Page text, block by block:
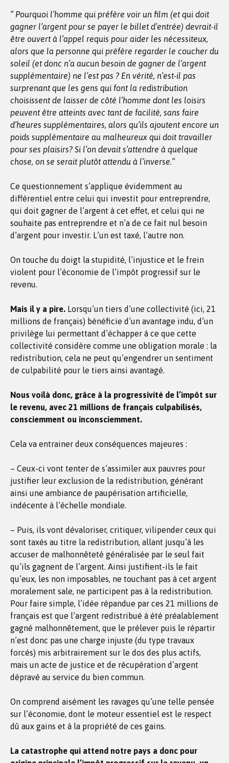
” Pourquoi l’homme qui préfère voir un film (et qui doit
gagner l’argent pour se payer le billet d’entrée) devrait-il
être ouvert à l’appel requis pour aider les nécessiteux,
alors que la personne qui préfère regarder le coucher du
soleil (et donc n’a aucun besoin de gagner de l’argent
supplémentaire) ne l’est pas ? En vérité, n’est-il pas
surprenant que les gens qui font la redistribution
choisissent de laisser de côté l’homme dont les loisirs
peuvent être atteints avec tant de facilité, sans faire
d’heures supplémentaires, alors qu’ils ajoutent encore un
poids supplémentaire au malheureux qui doit travailler
pour ses plaisirs? Si l’on devait s’attendre à quelque
chose, on se serait plutôt attendu à l’inverse.”
Ce questionnement s’applique évidemment au
différentiel entre celui qui investit pour entreprendre,
qui doit gagner de l’argent à cet effet, et celui qui ne
souhaite pas entreprendre et n’a de ce fait nul besoin
d’argent pour investir. L’un est taxé, l’autre non.
On touche du doigt la stupidité, l’injustice et le frein
violent pour l’économie de l’impôt progressif sur le
revenu.
Mais il y a pire. Lorsqu’un tiers d’une collectivité (ici, 21
millions de français) bénéficie d’un avantage indu, d’un
privilège lui permettant d’échapper à ce que cette
collectivité considère comme une obligation morale : la
redistribution, cela ne peut qu’engendrer un sentiment
de culpabilité pour le tiers ainsi avantagé.
Nous voilà donc, grâce à la progressivité de l’impôt sur
le revenu, avec 21 millions de français culpabilisés,
consciemment ou inconsciemment.
Cela va entrainer deux conséquences majeures :
– Ceux-ci vont tenter de s’assimiler aux pauvres pour
justifier leur exclusion de la redistribution, générant
ainsi une ambiance de paupérisation artificielle,
indécente à l’échelle mondiale.
– Puis, ils vont dévaloriser, critiquer, vilipender ceux qui
sont taxés au titre la redistribution, allant jusqu’à les
accuser de malhonnêteté généralisée par le seul fait
qu’ils gagnent de l’argent. Ainsi justifient-ils le fait
qu’eux, les non imposables, ne touchant pas à cet argent
moralement sale, ne participent pas à la redistribution.
Pour faire simple, l’idée répandue par ces 21 millions de
français est que l’argent redistribué à été préalablement
gagné malhonnêtement, que le prélever puis le répartir
n’est donc pas une charge injuste (du type travaux
forcés) mis arbitrairement sur le dos des plus actifs,
mais un acte de justice et de récupération d’argent
dépravé au service du bien commun.
On comprend aisément les ravages qu’une telle pensée
sur l’économie, dont le moteur essentiel est le respect
dû aux gains et à la propriété de ces gains.
La catastrophe qui attend notre pays a donc pour